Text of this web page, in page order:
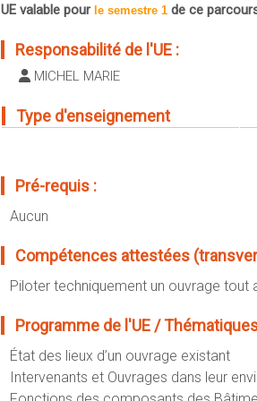
UE valable pour le semestre 1 de ce
Responsabilité de l'UE :
MICHEL MARIE
Type d'enseignement
Pré-requis :
Aucun
Compétences attestées
Piloter techniquement un ouvrage tout
Programme de l'UE /
État des lieux d’un ouvrage existant
Intervenants et Ouvrages dans leur